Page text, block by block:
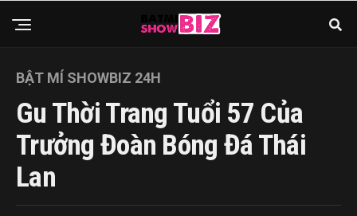
BẬT MÍ SHOWBIZ 24H
Gu Thời Trang Tuổi 57 Của
Trưởng Đoàn Bóng Đá Thái
Lan